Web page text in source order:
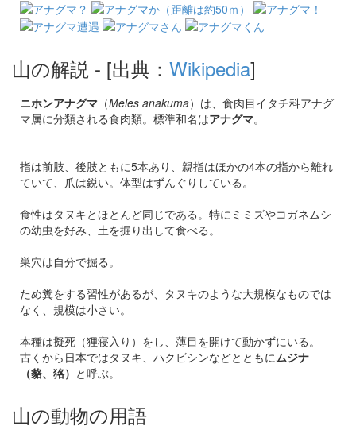
山の解説 - [出典： Wikipedia]
ニホンアナグマ （Meles anakuma）は、食肉目イタチ科アナグ
マ属に分類される食肉類。標準和名はアナグマ。
指は前肢、後肢ともに5本あり、親指はほかの4本の指から離れ
ていて、爪は鋭い。体型はずんぐりしている。
食性はタヌキとほとんど同じである。特にミミズやコガネムシ
の幼虫を好み、土を掘り出して食べる。
巣穴は自分で掘る。
ため糞をする習性があるが、タヌキのような大規模なものでは
なく、規模は小さい。
本種は擬死（狸寝入り）をし、薄目を開けて動かずにいる。
古くから日本ではタヌキ、ハクビシンなどとともにムジナ
（貉、狢） と呼ぶ。
山の動物の用語